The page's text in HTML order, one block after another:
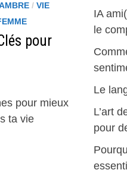
/ VIE
pour
pour mieux
ta vie
IA
le
Le
L’art
pour